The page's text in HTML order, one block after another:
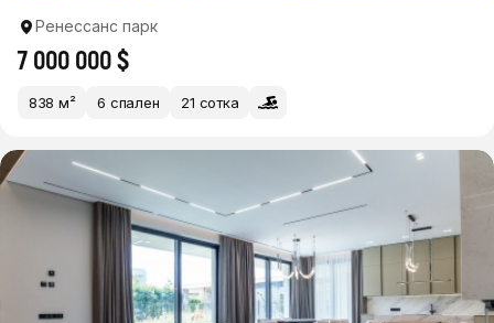
Ренессанс парк
7 000 000 $
838 м² 6 спален 21 сотка